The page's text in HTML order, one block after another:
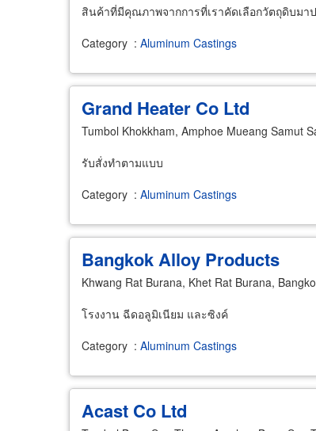
สินค้าที่มีคุณภาพจากการที่เราคัดเลือกวัตถุดิบมา
Category : Aluminum Castings
Grand Heater Co Ltd
Tumbol Khokkham, Amphoe Mueang Samut
รับสั่งทำตามแบบ
Category : Aluminum Castings
Bangkok Alloy Products
Khwang Rat Burana, Khet Rat Burana,
โรงงาน ฉีดอลูมิเนียม และซิงค์
Category : Aluminum Castings
Acast Co Ltd